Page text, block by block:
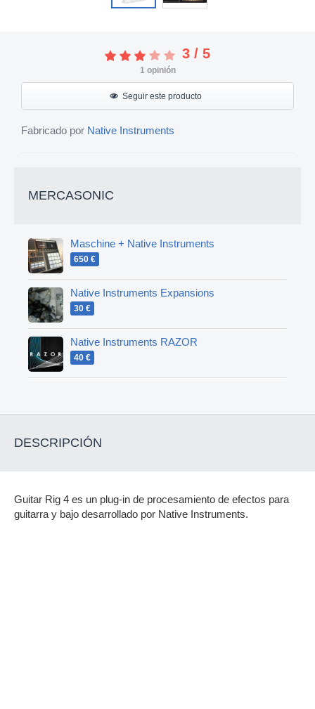
3 / 5
1opinión
Seguir este producto
Fabricado por Native Instruments
MERCASONIC
Maschine + Native Instruments
650 €
Native Instruments Expansions
30 €
Native Instruments RAZOR
40 €
DESCRIPCIÓN
Guitar Rig 4 es un plug-in de procesamiento de efectos para
guitarra y bajo desarrollado por Native Instruments.